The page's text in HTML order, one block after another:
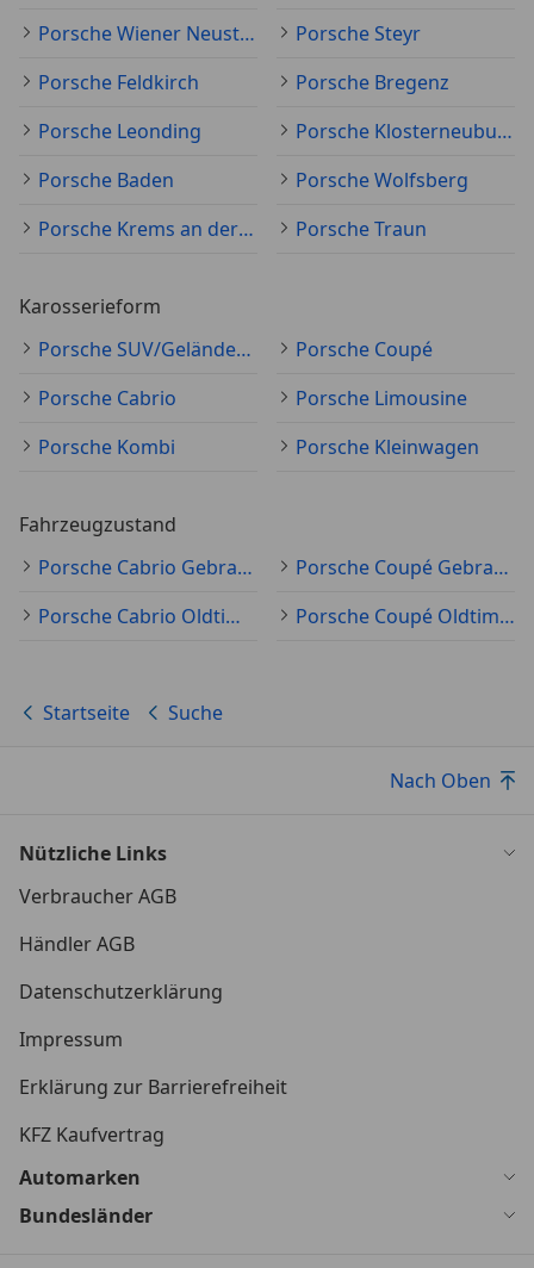
Porsche Wiener Neustadt
Porsche Steyr
Porsche Feldkirch
Porsche Bregenz
Porsche Leonding
Porsche Klosterneuburg
Porsche Baden
Porsche Wolfsberg
Porsche Krems an der Donau
Porsche Traun
Karosserieform
Porsche SUV/Geländewagen/Pickup
Porsche Coupé
Porsche Cabrio
Porsche Limousine
Porsche Kombi
Porsche Kleinwagen
Fahrzeugzustand
Porsche Cabrio Gebraucht
Porsche Coupé Gebraucht
Porsche Cabrio Oldtimer
Porsche Coupé Oldtimer
Startseite Suche
Nach Oben
Nützliche Links
Verbraucher AGB
Händler AGB
Datenschutzerklärung
Impressum
Erklärung zur Barrierefreiheit
KFZ Kaufvertrag
Automarken
Bundesländer